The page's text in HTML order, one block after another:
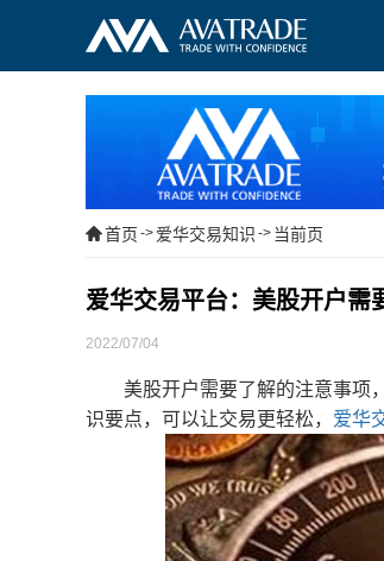
首页 -> 爱华交易知识 -> 当前页
爱华交易平台：美股开户需
2022/07/04
美股开户需要了解的注意事项，
识要点，可以让交易更轻松， 爱华